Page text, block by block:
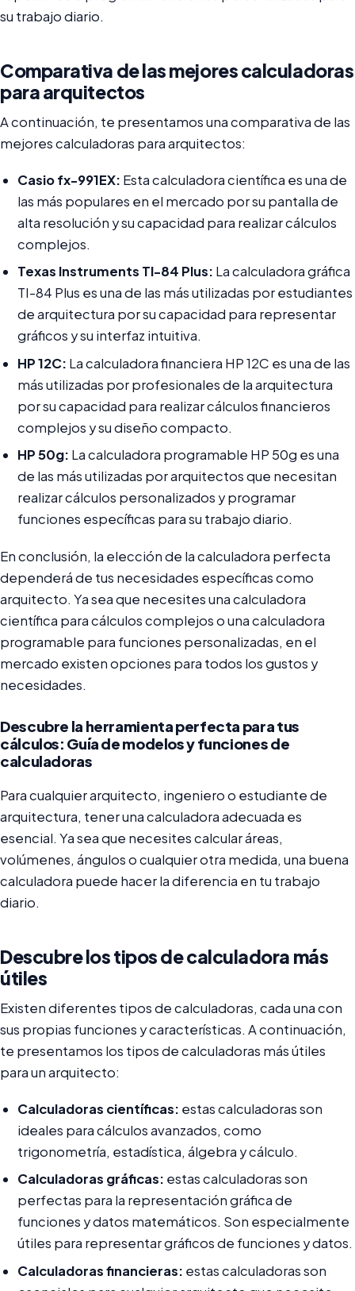
su trabajo diario.
Comparativa de las mejores calculadoras
para arquitectos
A continuación, te presentamos una comparativa de las
mejores calculadoras para arquitectos:
Casio fx-991EX: Esta calculadora científica es una de
las más populares en el mercado por su pantalla de
alta resolución y su capacidad para realizar cálculos
complejos.
Texas Instruments TI-84 Plus: La calculadora gráfica
TI-84 Plus es una de las más utilizadas por estudiantes
de arquitectura por su capacidad para representar
gráficos y su interfaz intuitiva.
HP 12C: La calculadora financiera HP 12C es una de las
más utilizadas por profesionales de la arquitectura
por su capacidad para realizar cálculos financieros
complejos y su diseño compacto.
HP 50g: La calculadora programable HP 50g es una
de las más utilizadas por arquitectos que necesitan
realizar cálculos personalizados y programar
funciones específicas para su trabajo diario.
En conclusión, la elección de la calculadora perfecta
dependerá de tus necesidades específicas como
arquitecto. Ya sea que necesites una calculadora
científica para cálculos complejos o una calculadora
programable para funciones personalizadas, en el
mercado existen opciones para todos los gustos y
necesidades.
Descubre la herramienta perfecta para tus
cálculos: Guía de modelos y funciones de
calculadoras
Para cualquier arquitecto, ingeniero o estudiante de
arquitectura, tener una calculadora adecuada es
esencial. Ya sea que necesites calcular áreas,
volúmenes, ángulos o cualquier otra medida, una buena
calculadora puede hacer la diferencia en tu trabajo
diario.
Descubre los tipos de calculadora más
útiles
Existen diferentes tipos de calculadoras, cada una con
sus propias funciones y características. A continuación,
te presentamos los tipos de calculadoras más útiles
para un arquitecto:
Calculadoras científicas: estas calculadoras son
ideales para cálculos avanzados, como
trigonometría, estadística, álgebra y cálculo.
Calculadoras gráficas: estas calculadoras son
perfectas para la representación gráfica de
funciones y datos matemáticos. Son especialmente
útiles para representar gráficos de funciones y datos.
Calculadoras financieras: estas calculadoras son